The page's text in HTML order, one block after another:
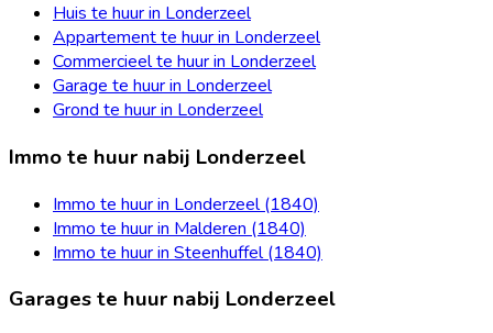
Huis te huur in Londerzeel
Appartement te huur in Londerzeel
Commercieel te huur in Londerzeel
Garage te huur in Londerzeel
Grond te huur in Londerzeel
Immo te huur nabij Londerzeel
Immo te huur in Londerzeel (1840)
Immo te huur in Malderen (1840)
Immo te huur in Steenhuffel (1840)
Garages te huur nabij Londerzeel